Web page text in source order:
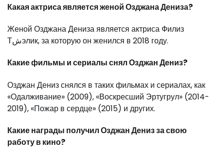
Какая актриса является женой Озджана Дениза?
Женой Озджана Дениза является актриса Филиз
Тشэлик, за которую он женился в 2018 году.
Какие фильмы и сериалы снял Озджан Дениз?
Озджан Дениз снялся в таких фильмах и сериалах, как
«Одалживание» (2009), «Воскресший Эртугрул» (2014-
2019), «Пожар в сердце» (2015) и других.
Какие награды получил Озджан Дениз за свою
работу в кино?